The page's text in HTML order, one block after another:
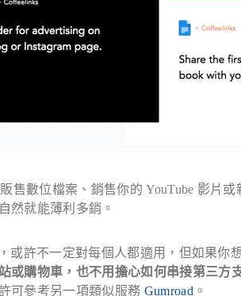
售數位檔案、銷售你的 YouTube 影片
然就能薄利多銷。
或許不一定對每個人都適用，但如果你
或購物車，也不用擔心如何串接第三方
可參考另一項類似服務 Gumroad 。